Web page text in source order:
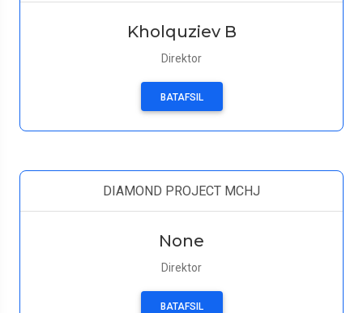
Kholquziev B
Direktor
BATAFSIL
DIAMOND PROJECT MCHJ
None
Direktor
BATAFSIL